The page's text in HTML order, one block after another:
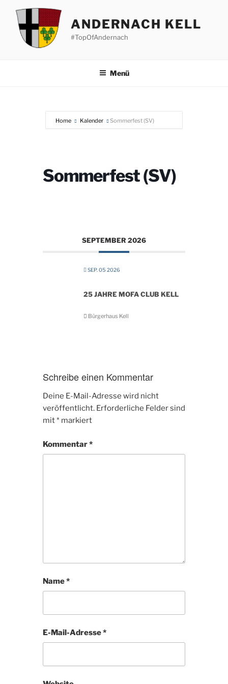
Inhalt
springen
ANDERNACH KELL
#TopOfAndernach
Menü
Home Kalender Sommerfest (SV)
Sommerfest (SV)
SEPTEMBER 2026
SEP. 05 2026
25 JAHRE MOFA CLUB KELL
Bürgerhaus Kell
Schreibe einen Kommentar
Deine E-Mail-Adresse wird nicht
veröffentlicht. Erforderliche Felder sind
mit* markiert
Kommentar*
Name*
E-Mail-Adresse*